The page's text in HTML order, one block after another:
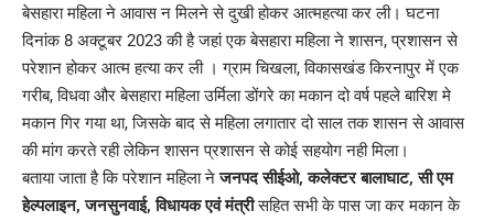
बेसहारा महिला ने आवास न मिलने से दुखी होकर आत्महत्या कर ली। घटना
दिनांक 8 अक्टूबर 2023 की है जहां एक बेसहारा महिला ने शासन, प्रशासन से
परेशान होकर आत्म हत्या कर ली । ग्राम चिखला, विकासखंड किरनापुर में एक
गरीब, विधवा और बेसहारा महिला उर्मिला डोंगरे का मकान दो वर्ष पहले बारिश मे
मकान गिर गया था, जिसके बाद से महिला लगातार दो साल तक शासन से आवास
की मांग करते रही लेकिन शासन प्रशासन से कोई सहयोग नही मिला।
बताया जाता है कि परेशान महिला नेजनपद सीईओ, कलेक्टर बालाघाट, सी एम
हेल्पलाइन, जनसुनवाई, विधायक एवं मंत्रीसहित सभी के पास जा कर मकान के